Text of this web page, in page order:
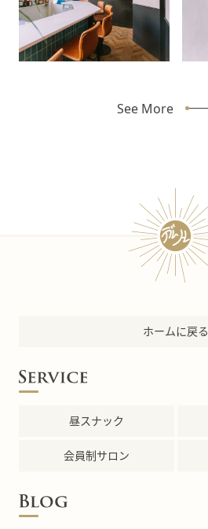
See More
ホームに戻る
昼スナック
会員制サロン